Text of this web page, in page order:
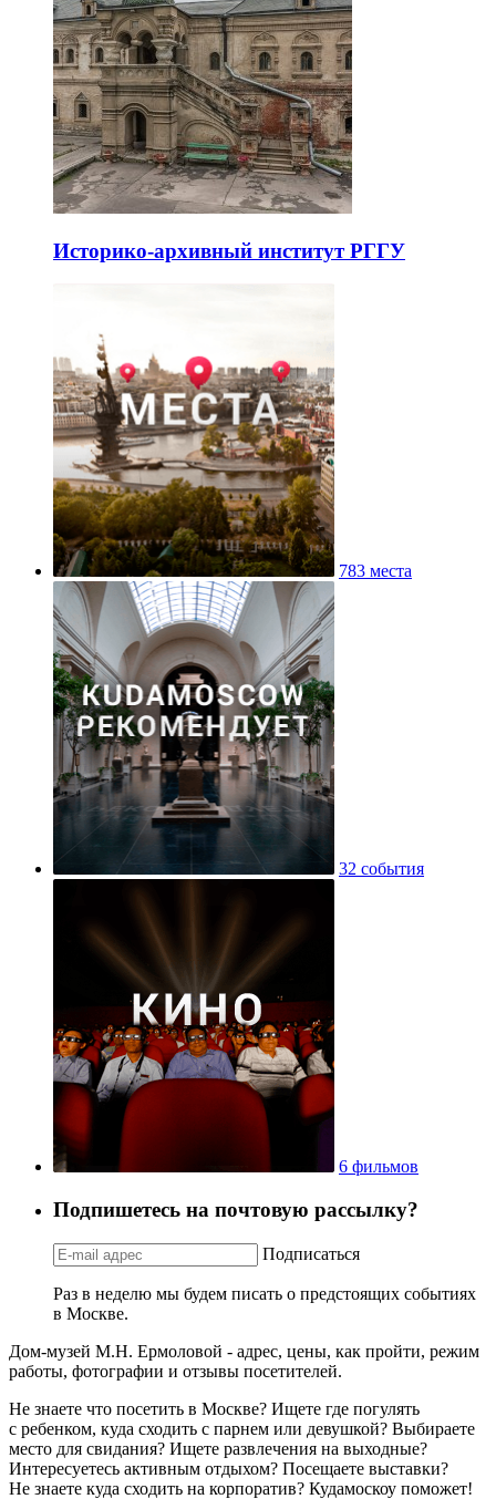
Историко-архивный институт РГГУ
783 места
32 события
6 фильмов
Подпишетесь на почтовую рассылку?
Подписаться
Раз в неделю мы будем писать о предстоящих событиях
в Москве.
Дом-музей М.Н. Ермоловой - адрес, цены, как пройти, режим
работы, фотографии и отзывы посетителей.
Не знаете что посетить в Москве? Ищете где погулять
с ребенком, куда сходить с парнем или девушкой? Выбираете
место для свидания? Ищете развлечения на выходные?
Интересуетесь активным отдыхом? Посещаете выставки?
Не знаете куда сходить на корпоратив? Кудамоскоу поможет!